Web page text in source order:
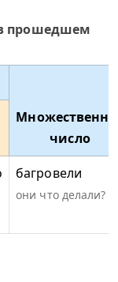
в прошедшем
число
багровели
они что делали?